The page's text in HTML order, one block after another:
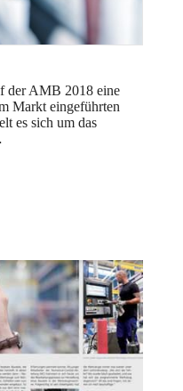
der AMB 2018 eine
Markt eingeführten
es sich um das